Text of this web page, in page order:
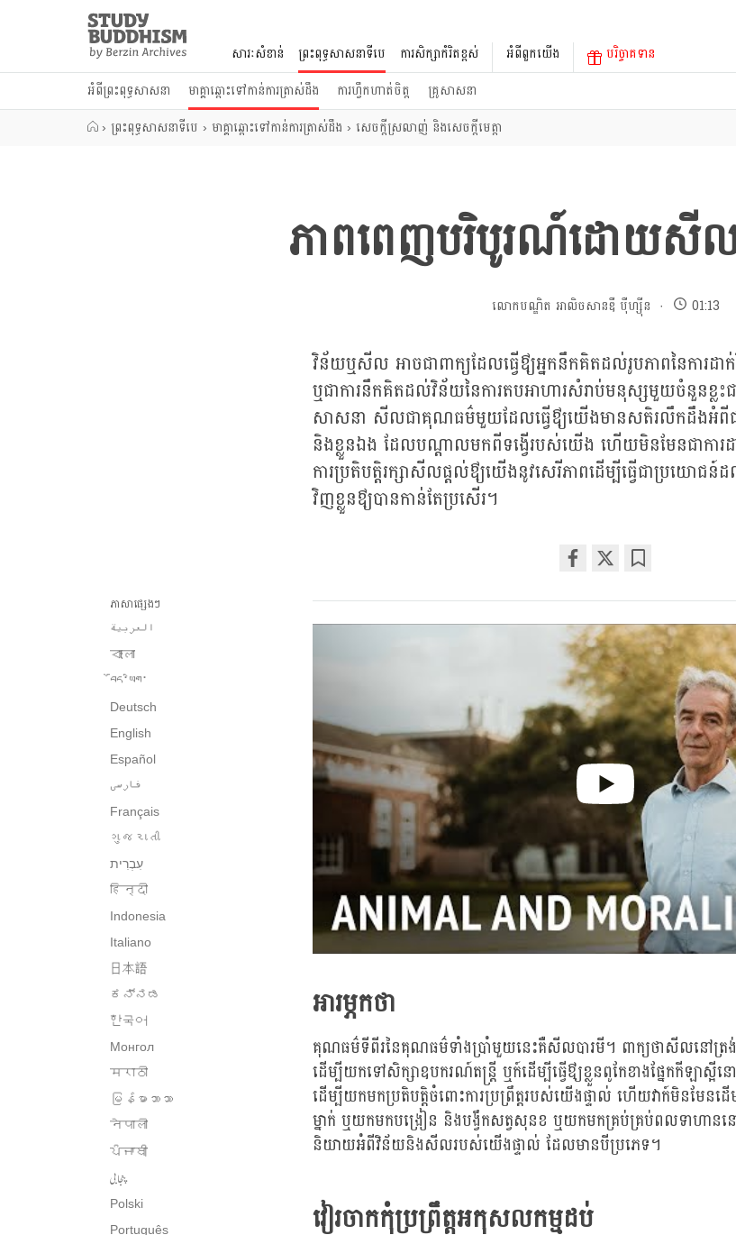
Study
Buddhism
Home
សារៈសំខាន់
ព្រះពុទ្ធសាសនាទីបេ
អំពីព្រះពុទ្ធសាសនា
មាគ្គាឆ្ពោះទៅកាន់ការត្រាស់ដឹង ការហ្វឹកហាត់ចិត្ត គ្រូសាសនា
ការសិក្សាកំរិតខ្ពស់ អំពីពួកយើង បរិច្ចាគទាន
› ព្រះពុទ្ធសាសនាទីបេ › មាគ្គាឆ្ពោះទៅកាន់ការត្រាស់ដឹង › សេចក្តីស្រលាញ់ និងសេចក្តីមេត្តា
ភាពពេញបរិបូរណ៍ដោយសី
លោកបណ្ឌិត អាលិចសានឌឺ បុឺហ្សុីន 01:13
វិន័យឬសីល អាចជាពាក្យដែលធ្វើឳ្យអ្នកនឹកគិតដល់រូបភាពនៃការដ
ឬជាការនឹកគិតដល់វិន័យនៃការតបអាហារសំរាប់មនុស្សមួយចំនួនខ្លះជ
សាសនា សីលជាគុណធម៌មួយដែលធ្វើឳ្យយើងមានសតិរលឹកដឹងអំពី
និងខ្លួនឯង ដែលបណ្តាលមកពីទង្វើរបស់យើង ហើយមិនមែនជាការ
ការប្រតិបត្តិរក្សាសីលផ្តល់ឳ្យយើងនូវសេរីភាពដើម្បីធ្វើជាប្រយោ
វិញខ្លួនឳ្យបានកាន់តែប្រសើរ។
on
facebook
ភាសាផ្សេងៗ
العربية
বাংলা
བོད་ཡིག་
Deutsch
English
Español
فارسی
Français
ગુજરાતી
हिन्दी
Indonesia
Italiano
日本語
ಕನ್ನಡ
한국어
Монгол
मराठी
မြန်မာဘာသာ
नेपाली
ਪੰਜਾਬੀ
پنجابی
Polski
Português
អារម្ភកថា
គុណធម៌ទីពីរនៃគុណធម៌ទាំងប្រាំមួយនេះគឺសីលបារមី។ ពាក្យថាសីលនៅ
ដើម្បីយកទៅសិក្សាឧបករណ៍តន្រ្តី ឬក៍ដើម្បីធ្វើឳ្យខ្លួនពូកែខាងផ្នែកកីឡាស្
ដើម្បីយកមកប្រតិបត្តិចំពោះការប្រព្រឹត្តរបស់យើងផ្ទាល់ ហើយវាក៍មិនមែន
ម្នាក់ ឬយកមកបង្រៀន និងបង្វឹកសត្វសុនខ ឬយកមកគ្រប់គ្រប់ពលទាហានន
និយាយអំពីវិន័យនិងសីលរបស់យើងផ្ទាល់ ដែលមានបីប្រភេទ។
វៀរចាកកុំប្រព្រឹត្តអកុសលកម្មដប់